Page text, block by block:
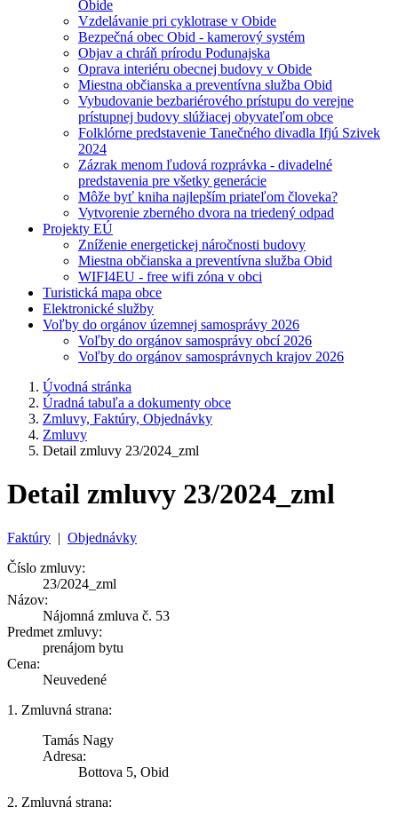
Obide
Vzdelávanie pri cyklotrase v Obide
Bezpečná obec Obid - kamerový systém
Objav a chráň prírodu Podunajska
Oprava interiéru obecnej budovy v Obide
Miestna občianska a preventívna služba Obid
Vybudovanie bezbariérového prístupu do verejne
prístupnej budovy slúžiacej obyvateľom obce
Folklórne predstavenie Tanečného divadla Ifjú Szivek
2024
Zázrak menom ľudová rozprávka - divadelné
predstavenia pre všetky generácie
Môže byť kniha najlepším priateľom človeka?
Vytvorenie zberného dvora na triedený odpad
Projekty EÚ
Zníženie energetickej náročnosti budovy
Miestna občianska a preventívna služba Obid
WIFI4EU - free wifi zóna v obci
Turistická mapa obce
Elektronické služby
Voľby do orgánov územnej samosprávy 2026
Voľby do orgánov samosprávy obcí 2026
Voľby do orgánov samosprávnych krajov 2026
Úvodná stránka
Úradná tabuľa a dokumenty obce
Zmluvy, Faktúry, Objednávky
Zmluvy
Detail zmluvy 23/2024_zml
Detail zmluvy 23/2024_zml
Faktúry | Objednávky
Číslo zmluvy:
23/2024_zml
Názov:
Nájomná zmluva č. 53
Predmet zmluvy:
prenájom bytu
Cena:
Neuvedené
1. Zmluvná strana:
Tamás Nagy
Adresa:
Bottova 5, Obid
2. Zmluvná strana: